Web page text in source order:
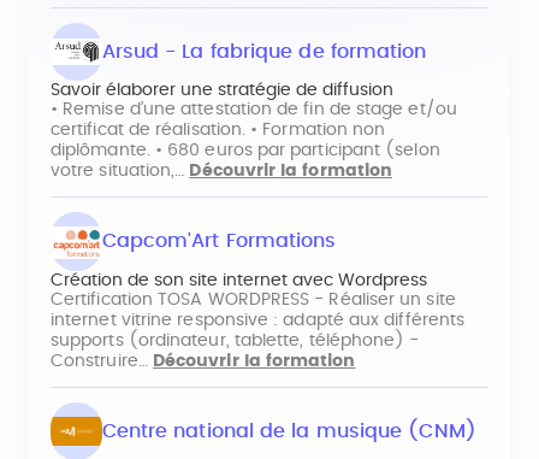
Arsud - La fabrique de formation
Savoir élaborer une stratégie de diffusion
• Remise d’une attestation de fin de stage et/ou
certificat de réalisation. • Formation non
diplômante. • 680 euros par participant (selon
votre situation,… Découvrir la formation
Capcom'Art Formations
Création de son site internet avec Wordpress
Certification TOSA WORDPRESS - Réaliser un site
internet vitrine responsive : adapté aux différents
supports (ordinateur, tablette, téléphone) -
Construire…
Découvrir la formation
Centre national de la musique (CNM)